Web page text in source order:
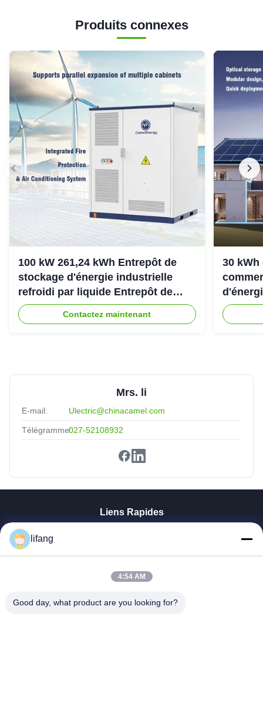
Produits connexes
100 kW 261,24 kWh Entrepôt de
stockage d'énergie industrielle
refroidi par liquide Entrepôt de
stockage d'énergie refroidi par
liquide IP54
Contactez maintenant
30 kWh
Mrs. li
E-mail: Ulectric@chinacamel.com
Télégramme:027-52108932
Liens Rapides
Visite D'usine
Contact
lifang
4:54 AM
Good day, what product are you looking for?